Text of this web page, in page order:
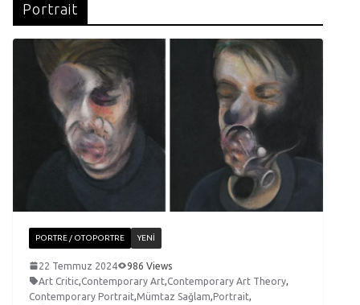
Portrait
PORTRE / OTOPORTRE YENI
22 Temmuz 2024
986 Views
Art Critic,Contemporary Art,Contemporary Art Theory,
Contemporary Portrait,Mümtaz Sağlam,Portrait,